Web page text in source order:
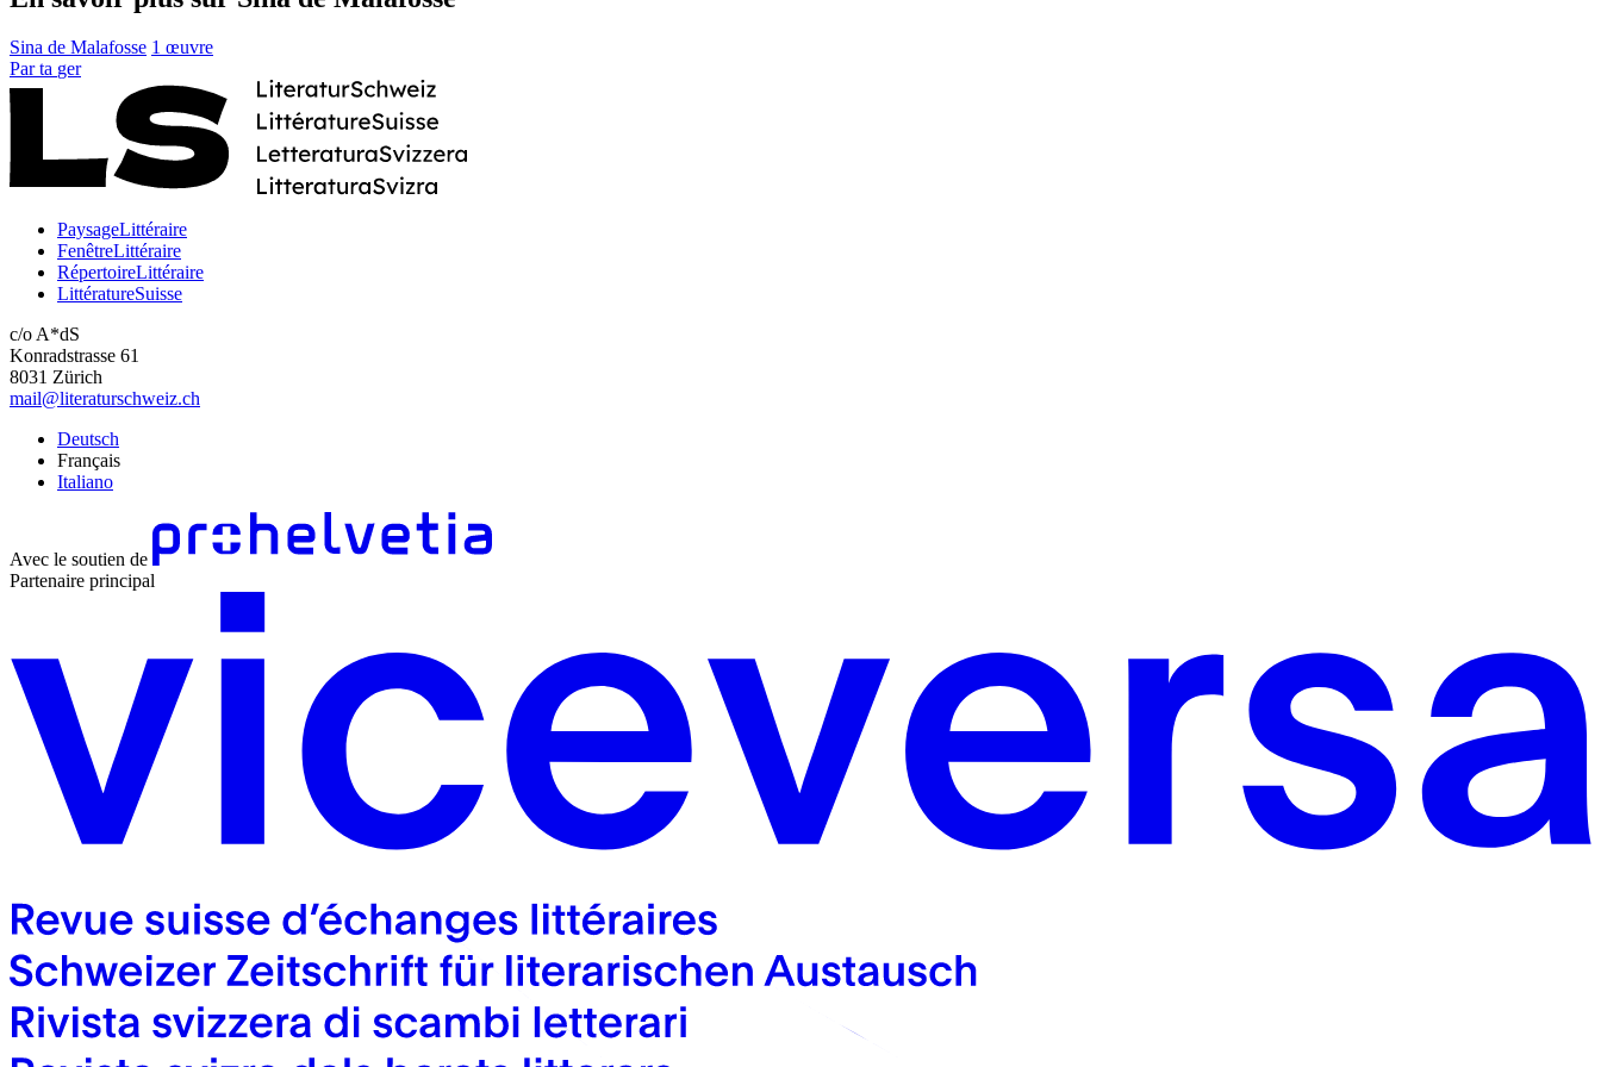
Sina de Malafosse 1 œuvre
Par ta ger
PaysageLittéraire
FenêtreLittéraire
RépertoireLittéraire
LittératureSuisse
c/o A*dS
Konradstrasse 61
8031 Zürich
mail@literaturschweiz.ch
Deutsch
Français
Italiano
Avec le soutien de
Partenaire principal